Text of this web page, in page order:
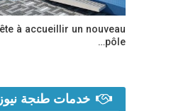
à accueillir un nouveau
pôle…
خدمات طنجة نيوز